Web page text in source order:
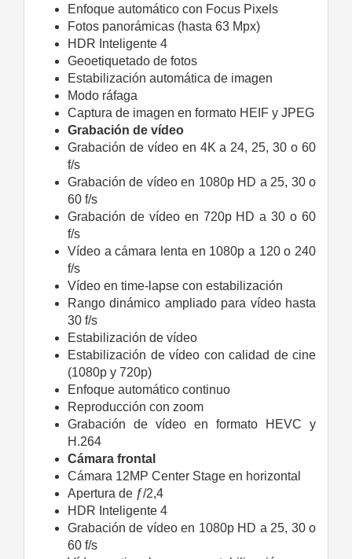
Enfoque automático con Focus Pixels
Fotos panorámicas (hasta 63 Mpx)
HDR Inteligente 4
Geoetiquetado de fotos
Estabilización automática de imagen
Modo ráfaga
Captura de imagen en formato HEIF y JPEG
Grabación de vídeo
Grabación de vídeo en 4K a 24, 25, 30 o 60
f/s
Grabación de vídeo en 1080p HD a 25, 30 o
60 f/s
Grabación de vídeo en 720p HD a 30 o 60
f/s
Vídeo a cámara lenta en 1080p a 120 o 240
f/s
Vídeo en time‑lapse con estabili­zación
Rango dinámico ampliado para vídeo hasta
30 f/s
Estabilización de vídeo
Estabilización de vídeo con calidad de cine
(1080p y 720p)
Enfoque automático continuo
Reproducción con zoom
Grabación de vídeo en formato HEVC y
H.264
Cámara frontal
Cámara 12MP Center Stage en horizontal
Apertura de ƒ/2,4
HDR Inteligente 4
Grabación de vídeo en 1080p HD a 25, 30 o
60 f/s